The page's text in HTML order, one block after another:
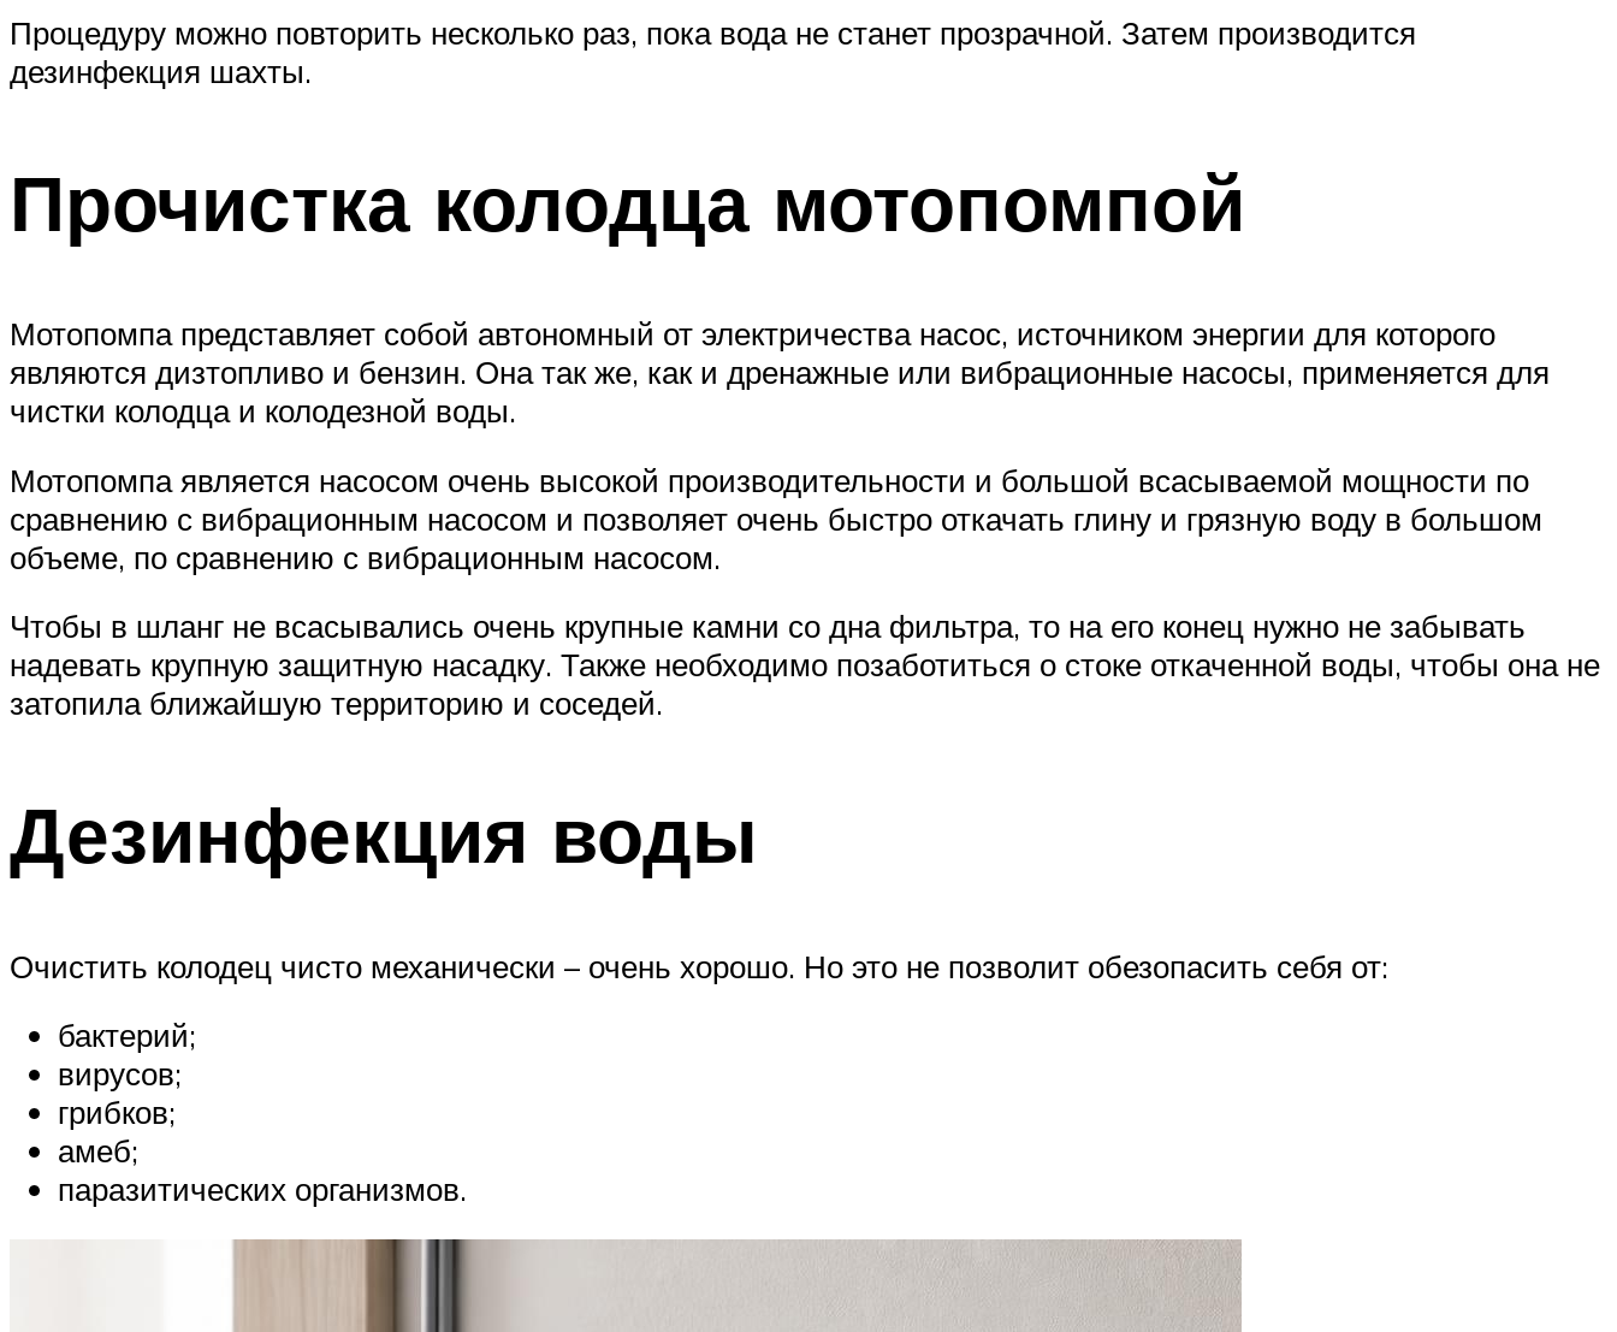
Процедуру можно повторить несколько раз, пока вода не станет прозрачной. Затем производится
дезинфекция шахты.
Прочистка колодца мотопомпой
Мотопомпа представляет собой автономный от электричества насос, источником энергии для которого
являются дизтопливо и бензин. Она так же, как и дренажные или вибрационные насосы, применяется для
чистки колодца и колодезной воды.
Мотопомпа является насосом очень высокой производительности и большой всасываемой мощности по
сравнению с вибрационным насосом и позволяет очень быстро откачать глину и грязную воду в большом
объеме, по сравнению с вибрационным насосом.
Чтобы в шланг не всасывались очень крупные камни со дна фильтра, то на его конец нужно не забывать
надевать крупную защитную насадку. Также необходимо позаботиться о стоке откаченной воды, чтобы она не
затопила ближайшую территорию и соседей.
Дезинфекция воды
Очистить колодец чисто механически – очень хорошо. Но это не позволит обезопасить себя от:
бактерий;
вирусов;
грибков;
амеб;
паразитических организмов.